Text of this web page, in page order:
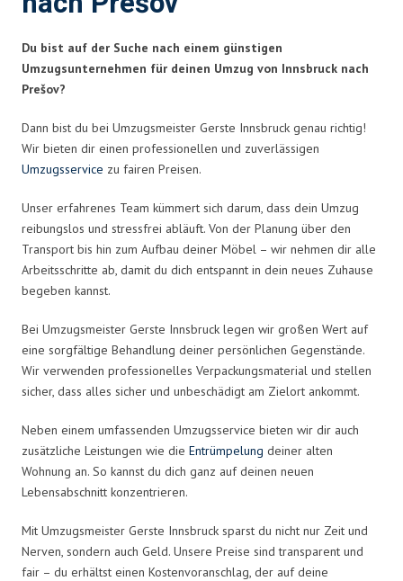
Du bist auf der Suche nach einem günstigen
Umzugsunternehmen für deinen Umzug von Innsbruck nach
Prešov?
Dann bist du bei Umzugsmeister Gerste Innsbruck genau richtig!
Wir bieten dir einen professionellen und zuverlässigen
Umzugsservice zu fairen Preisen.
Unser erfahrenes Team kümmert sich darum, dass dein Umzug
reibungslos und stressfrei abläuft. Von der Planung über den
Transport bis hin zum Aufbau deiner Möbel – wir nehmen dir alle
Arbeitsschritte ab, damit du dich entspannt in dein neues Zuhause
begeben kannst.
Bei Umzugsmeister Gerste Innsbruck legen wir großen Wert auf
eine sorgfältige Behandlung deiner persönlichen Gegenstände.
Wir verwenden professionelles Verpackungsmaterial und stellen
sicher, dass alles sicher und unbeschädigt am Zielort ankommt.
Neben einem umfassenden Umzugsservice bieten wir dir auch
zusätzliche Leistungen wie die Entrümpelung deiner alten
Wohnung an. So kannst du dich ganz auf deinen neuen
Lebensabschnitt konzentrieren.
Mit Umzugsmeister Gerste Innsbruck sparst du nicht nur Zeit und
Nerven, sondern auch Geld. Unsere Preise sind transparent und
fair – du erhältst einen Kostenvoranschlag, der auf deine